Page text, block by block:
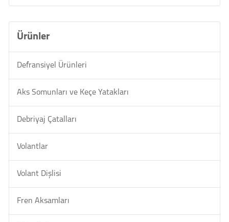
Ürünler
Defransiyel Ürünleri
Aks Somunları ve Keçe Yatakları
Debriyaj Çatalları
Volantlar
Volant Dişlisi
Fren Aksamları